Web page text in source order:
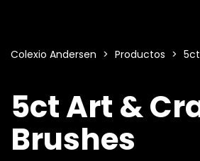
Colexio Andersen > Productos >
5ct Art &
Brushes